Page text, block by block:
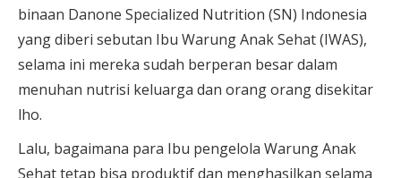
binaan Danone Specialized Nutrition (SN) Indonesia
yang diberi sebutan Ibu Warung Anak Sehat (IWAS),
selama ini mereka sudah berperan besar dalam
menuhan nutrisi keluarga dan orang orang disekitar
lho.
Lalu, bagaimana para Ibu pengelola Warung Anak
Sehat tetap bisa produktif dan menghasilkan selama